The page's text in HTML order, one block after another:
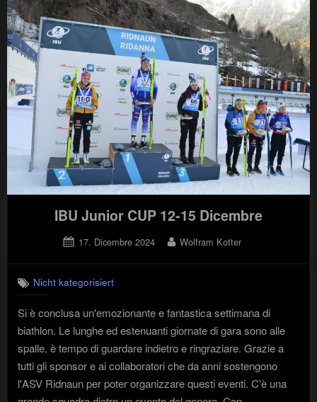
05.01.2025"
IBU Junior CUP 12-15 Dicembre
Posted
17. Dicembre 2024 By
Wolfram Kotter
Nicht kategorisiert
Si è conclusa un'emozionante e fantastica settimana di
biathlon. Le lunghe ed estenuanti giornate di gara sono alle
spalle, è tempo di guardare indietro e ringraziare. Grazie a
tutti gli sponsor e ai collaboratori che da anni sostengono
l'ASV Ridnaun per poter organizzare questi eventi. C'è una